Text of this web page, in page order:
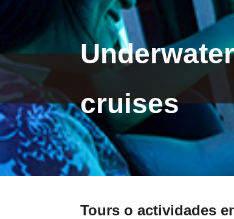
cruises
Tours o actividades